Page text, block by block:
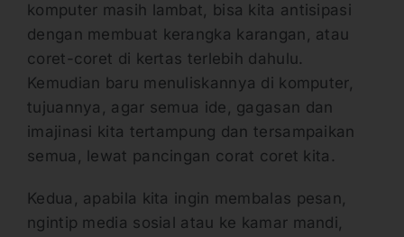
komputer masih lambat, bisa kita antisipasi
dengan membuat kerangka karangan, atau
coret-coret di kertas terlebih dahulu.
Kemudian baru menuliskannya di komputer,
tujuannya, agar semua ide, gagasan dan
imajinasi kita tertampung dan tersampaikan
semua, lewat pancingan corat coret kita.
Kedua, apabila kita ingin membalas pesan,
ngintip media sosial atau ke kamar mandi,